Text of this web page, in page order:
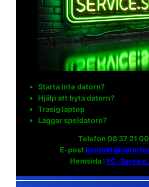
Starta inte datorn?
Hjälp att byta datorn?
Trasig laptop
Laggar speldatorn?
Telefon 08 37 21 00
E-post
Hemsida : PC-